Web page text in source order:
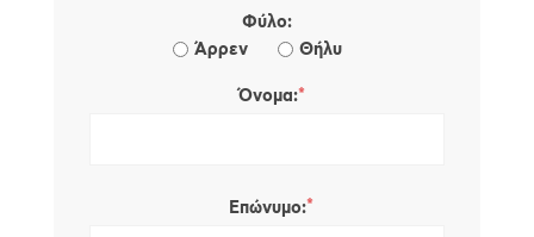
Φύλο:
Άρρεν
Θήλυ
Όνομα:*
Επώνυμο:*